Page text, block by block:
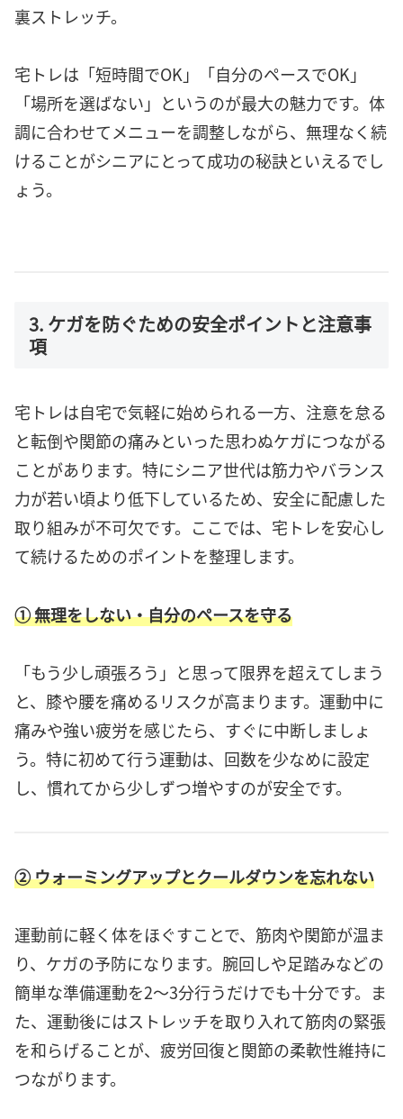
裏ストレッチ。
宅トレは「短時間でOK」「自分のペースでOK」
「場所を選ばない」というのが最大の魅力です。体
調に合わせてメニューを調整しながら、無理なく続
けることがシニアにとって成功の秘訣といえるでし
ょう。
3. ケガを防ぐための安全ポイントと注意事
項
宅トレは自宅で気軽に始められる一方、注意を怠る
と転倒や関節の痛みといった思わぬケガにつながる
ことがあります。特にシニア世代は筋力やバランス
力が若い頃より低下しているため、安全に配慮した
取り組みが不可欠です。ここでは、宅トレを安心し
て続けるためのポイントを整理します。
① 無理をしない・自分のペースを守る
「もう少し頑張ろう」と思って限界を超えてしまう
と、膝や腰を痛めるリスクが高まります。運動中に
痛みや強い疲労を感じたら、すぐに中断しましょ
う。特に初めて行う運動は、回数を少なめに設定
し、慣れてから少しずつ増やすのが安全です。
② ウォーミングアップとクールダウンを忘れない
運動前に軽く体をほぐすことで、筋肉や関節が温ま
り、ケガの予防になります。腕回しや足踏みなどの
簡単な準備運動を2〜3分行うだけでも十分です。ま
た、運動後にはストレッチを取り入れて筋肉の緊張
を和らげることが、疲労回復と関節の柔軟性維持に
つながります。